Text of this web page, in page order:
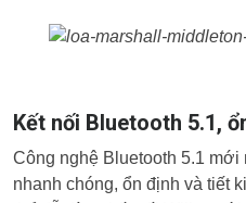
Kết nối Bluetooth 5.1,
Công nghệ Bluetooth 5.1 mới
nhanh chóng, ổn định và tiết